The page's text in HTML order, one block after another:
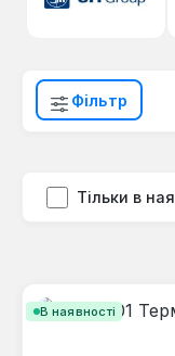
Фільтр
Тільки в
В наявності